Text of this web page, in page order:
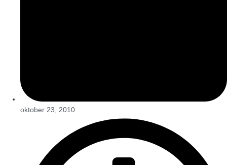
oktober 23, 2010